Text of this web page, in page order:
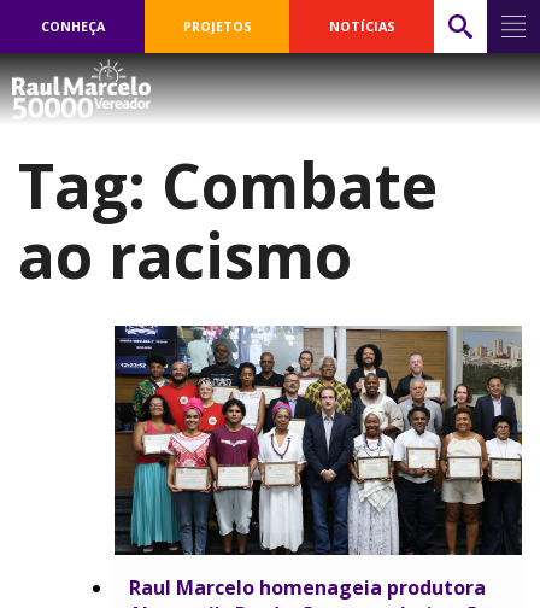
CONHEÇA PROJETOS NOTÍCIAS
Tag: Combate
ao racismo
Raul Marcelo homenageia produtora